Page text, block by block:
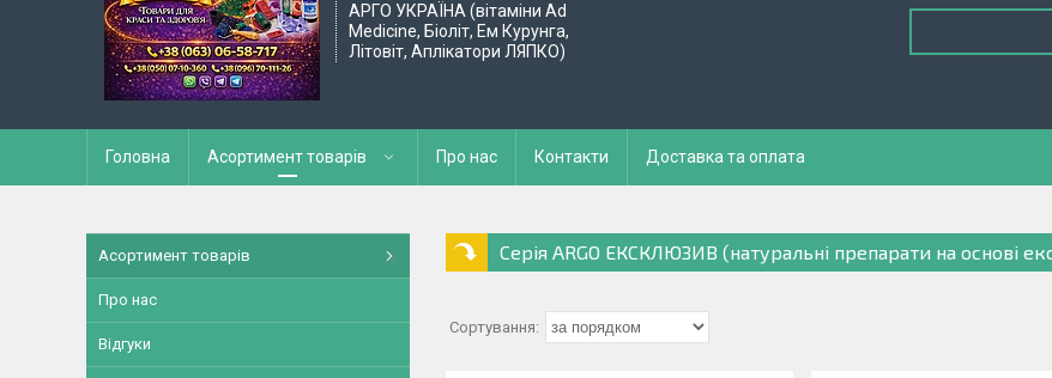
АРГО УКРАЇНА (вітаміни Ad
Medicine, Біоліт, Ем Курунга,
Літовіт, Аплікатори ЛЯПКО)
Головна Асортимент товарів Про нас Контакти Доставка та оплата
Серія ARGO ЕКСКЛЮЗИВ (натуральні препарати на основі
Асортимент товарів
Про нас
Відгуки